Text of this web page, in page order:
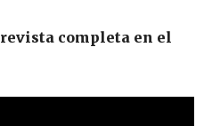
completa en el